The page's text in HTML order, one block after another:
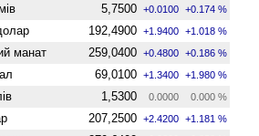
5,7500 +0.0100 +0.174 %
192,4900 +1.9400 +1.018 %
манат 259,0400 +0.4800 +0.186 %
69,0100 +1.3400 +1.980 %
1,5300 0.0000 0.000 %
207,2500 +2.4200 +1.181 %